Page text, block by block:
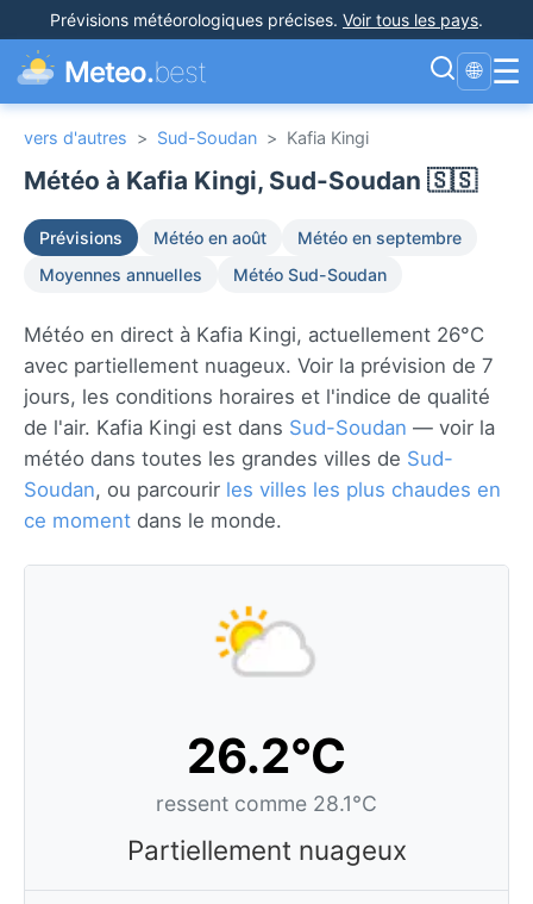
Prévisions météorologiques précises. Voir tous les pays.
Meteo.best 🌐 ☰
vers d'autres > Sud-Soudan > Kafia Kingi
Météo à Kafia Kingi, Sud-Soudan 🇸🇸
Prévisions Météo en août
Météo en septembre
Moyennes annuelles
Météo Sud-Soudan
Météo en direct à Kafia Kingi, actuellement 26°C
avec partiellement nuageux. Voir la prévision de 7
jours, les conditions horaires et l'indice de qualité
de l'air. Kafia Kingi est dans Sud-Soudan — voir la
météo dans toutes les grandes villes de Sud-
Soudan, ou parcourir les villes les plus chaudes en
ce moment dans le monde.
26.2°C
ressent comme 28.1°C
Partiellement nuageux